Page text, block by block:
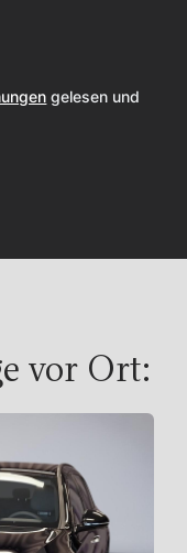
gelesen und
vor Ort: